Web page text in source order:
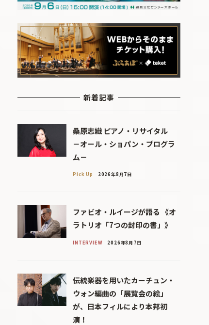
新着記事
桑原志織 ピアノ・リサイタル
－オール・ショパン・プログラ
ム－
Pick Up 2026年8月7日
ファビオ・ルイージが語る 《オ
ラトリオ「7つの封印の書」》
INTERVIEW 2026年8月7日
伝統楽器を用いたカーチュン・
ウォン編曲の「展覧会の絵」
が、日本フィルにより本邦初
演！